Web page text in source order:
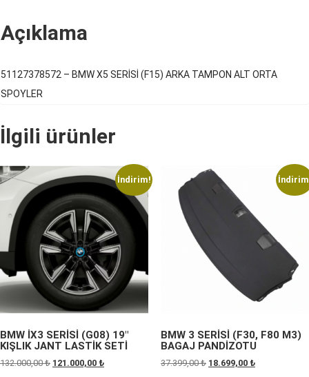
Açıklama
51127378572 – BMW X5 SERİSİ (F15) ARKA TAMPON ALT ORTA
SPOYLER
İlgili ürünler
İndirim!
BMW İX3 SERİSİ (G08) 19″
KIŞLIK JANT LASTİK SETİ
132.000,00₺ Orijinal
121.000,00 ₺Şu
BMW 3 SERİSİ (F30, F80 M3)
BAGAJ PANDİZOTU
37.399,00₺ Orijinal
18.699,00 ₺Şu